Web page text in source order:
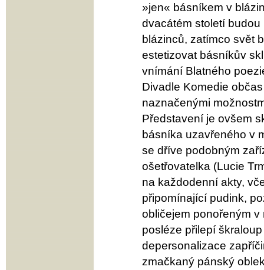
»jen« básníkem v
dvacátém století
blázinců, zatímco svět
estetizovat básníkův
vnímání Blatného
Divadle Komedie
naznačenými
Představení je ovšem
básníka uzavřeného v
se dříve podobným
ošetřovatelka (Lucie
na každodenní akty,
připomínající pudink,
obličejem ponořeným
posléze přilepí
depersonalizace
zmačkaný pánský